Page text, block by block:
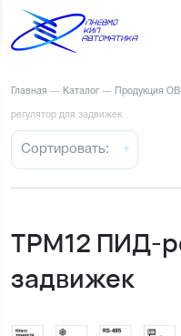
Главная — Каталог — Продукция
регулятор для задвижек
Сортировать:
ТРМ12 ПИД-
задвижек